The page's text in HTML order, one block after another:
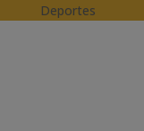
Skip to content
Deportes